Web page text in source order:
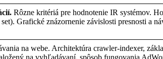
. Rôzne kritériá prehodnotenie IRsystémov.
set).Grafické znázornenie závislosti presnosti a
na webe. Architektúra crawler-indexer,